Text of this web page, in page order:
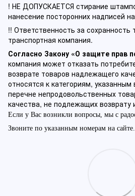
! НЕ ДОПУСКАЕТСЯ стирание
нанесение посторонних надписей
!! Ответственность за сохранность
транспортная компания.
Согласно Закону «О защите прав
компания может отказать
возврате товаров надлежащего
относятся к категориям,
перечне непродовольственных
качества, не подлежащих возврату
Если у Вас возникли вопросы, мы с
Звоните по указанным номерам на сайте.